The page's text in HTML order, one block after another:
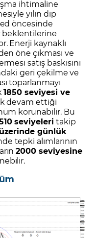
ihtimaline
yılın dip
öncesinde
beklentilerine
Enerji kaynaklı
öne çıkması ve
satış baskısını
geri çekilme ve
toparlanmayı
1850 seviyesi ve
devam ettiği
korunabilir. Bu
seviyeleri takip
günlük
tepki alımlarının
2000 seviyesine